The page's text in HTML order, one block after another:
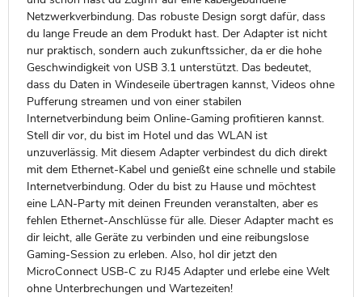
Netzwerkverbindung. Das robuste Design sorgt dafür, dass
du lange Freude an dem Produkt hast. Der Adapter ist nicht
nur praktisch, sondern auch zukunftssicher, da er die hohe
Geschwindigkeit von USB 3.1 unterstützt. Das bedeutet,
dass du Daten in Windeseile übertragen kannst, Videos ohne
Pufferung streamen und von einer stabilen
Internetverbindung beim Online-Gaming profitieren kannst.
Stell dir vor, du bist im Hotel und das WLAN ist
unzuverlässig. Mit diesem Adapter verbindest du dich direkt
mit dem Ethernet-Kabel und genießt eine schnelle und stabile
Internetverbindung. Oder du bist zu Hause und möchtest
eine LAN-Party mit deinen Freunden veranstalten, aber es
fehlen Ethernet-Anschlüsse für alle. Dieser Adapter macht es
dir leicht, alle Geräte zu verbinden und eine reibungslose
Gaming-Session zu erleben. Also, hol dir jetzt den
MicroConnect USB-C zu RJ45 Adapter und erlebe eine Welt
ohne Unterbrechungen und Wartezeiten!